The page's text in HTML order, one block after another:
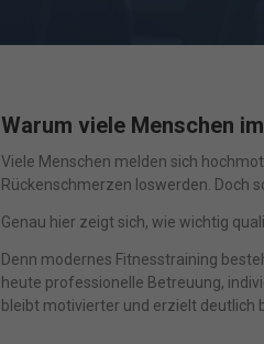
Warum viele Menschen
Viele Menschen melden sich
Rückenschmerzen loswerden. Doch
Genau hier zeigt sich, wie wichtig
Denn modernes Fitnesstraining
heute professionelle Betreuung,
bleibt motivierter und erzielt deutlich